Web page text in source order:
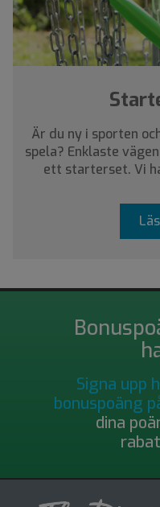
Är du ny i sporten
spela? Enklaste
ett starterset. Vi
Signa upp
bonuspoäng
dina